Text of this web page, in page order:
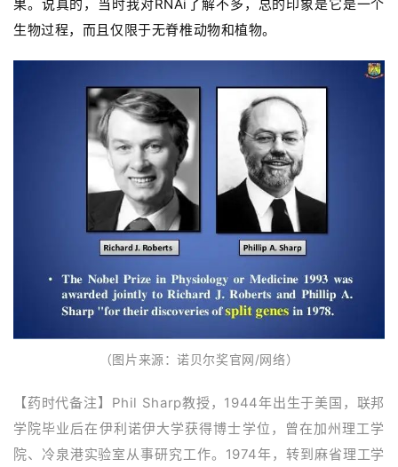
果。说真的，当时我对RNAi了解不多，总的印象是它是一个
生物过程，而且仅限于无脊椎动物和植物。
（图片来源：诺贝尔奖官网/网络）
【药时代备注】 Phil Sharp教授， 1944年出生于美国，联邦
学院毕业后在伊利诺伊大学获得博士学位，曾在加州理工学
院、冷泉港实验室从事研究工作。1974年，转到麻省理工学